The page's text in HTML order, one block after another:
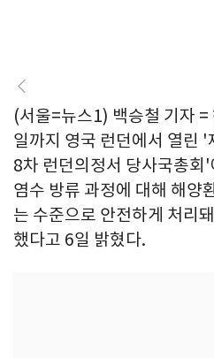
(서울=뉴스1) 백승철 기자
일까지 영국 런던에서 열린
8차 런던의정서 당사국총
염수 방류 과정에 대해 해양
는 수준으로 안전하게 처리
했다고 6일 밝혔다.